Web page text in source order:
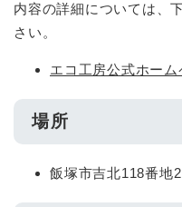
内容の詳細については、
さい。
エコ工房公式ホーム
場所
飯塚市吉北118番地